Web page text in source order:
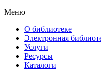
Меню
О библиотеке
Электронная
Услуги
Ресурсы
Каталоги